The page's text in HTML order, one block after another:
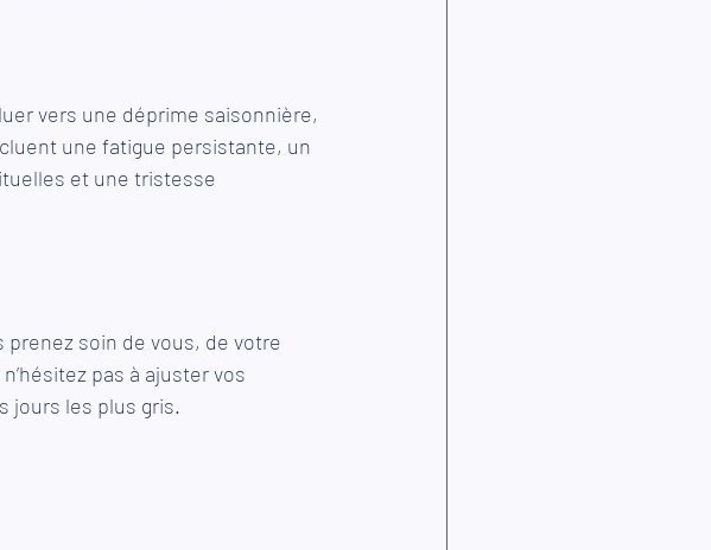
vers une déprime saisonnière,
une fatigue persistante, un
et une tristesse
prenez soin de vous, de votre
pas à ajuster vos
jours les plus gris.